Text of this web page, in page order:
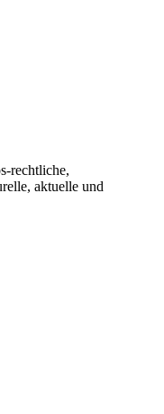
rechtliche,
aktuelle und